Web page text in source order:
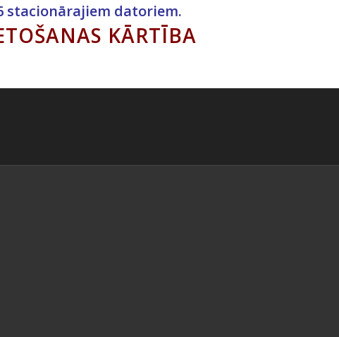
stacionārajiem datoriem.
KĀRTĪBA